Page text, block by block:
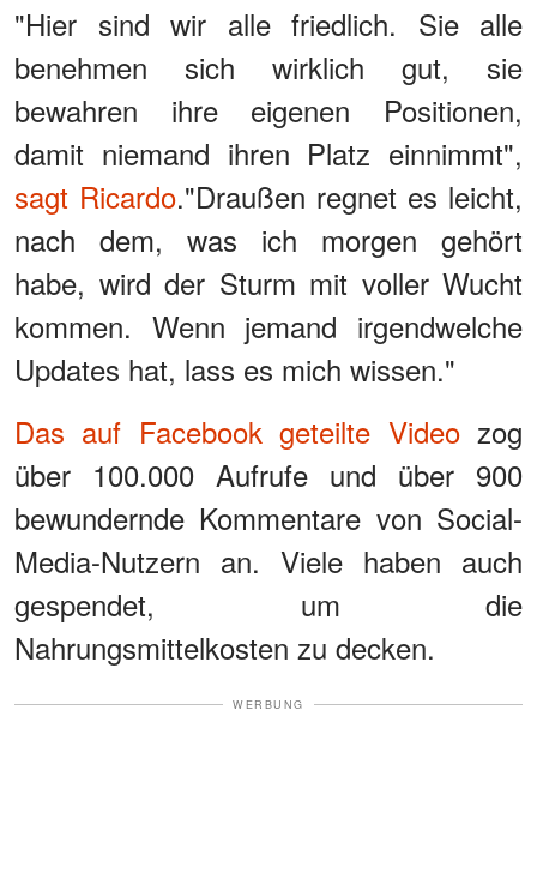
"Hier sind wir alle friedlich. Sie alle
benehmen sich wirklich gut, sie
bewahren ihre eigenen Positionen,
damit niemand ihren Platz einnimmt",
sagt Ricardo."Draußen regnet es leicht,
nach dem, was ich morgen gehört
habe, wird der Sturm mit voller Wucht
kommen. Wenn jemand irgendwelche
Updates hat, lass es mich wissen."
Das auf Facebook geteilte Videozog
über 100.000 Aufrufe und über 900
bewundernde Kommentare von Social-
Media-Nutzern an. Viele haben auch
gespendet, um die
Nahrungsmittelkosten zu decken.
WERBUNG